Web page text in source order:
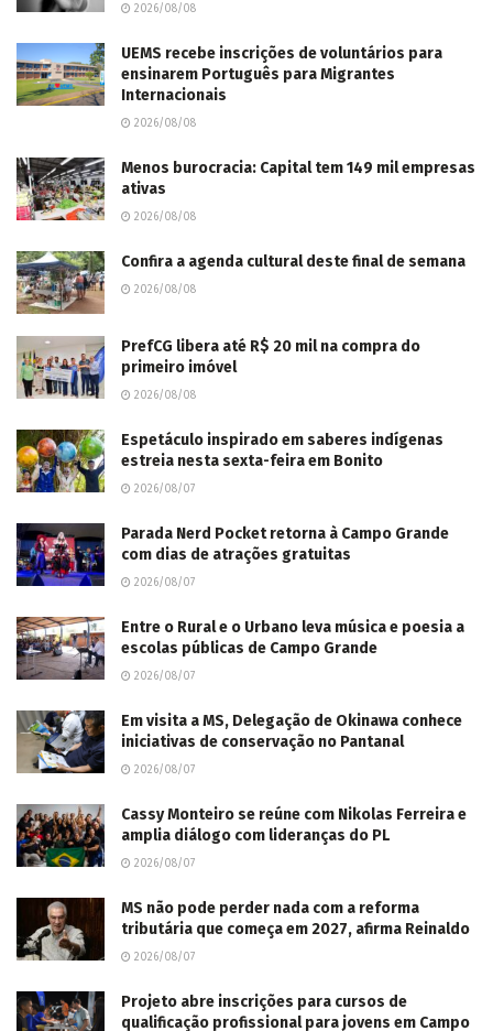
2026/08/08
UEMS recebe inscrições de voluntários para
ensinarem Português para Migrantes
Internacionais
2026/08/08
Menos burocracia: Capital tem 149 mil empresas
ativas
2026/08/08
Confira a agenda cultural deste final de semana
2026/08/08
PrefCG libera até R$ 20 mil na compra do
primeiro imóvel
2026/08/08
Espetáculo inspirado em saberes indígenas
estreia nesta sexta-feira em Bonito
2026/08/07
Parada Nerd Pocket retorna à Campo Grande
com dias de atrações gratuitas
2026/08/07
Entre o Rural e o Urbano leva música e poesia a
escolas públicas de Campo Grande
2026/08/07
Em visita a MS, Delegação de Okinawa conhece
iniciativas de conservação no Pantanal
2026/08/07
Cassy Monteiro se reúne com Nikolas Ferreira e
amplia diálogo com lideranças do PL
2026/08/07
MS não pode perder nada com a reforma
tributária que começa em 2027, afirma Reinaldo
2026/08/07
Projeto abre inscrições para cursos de
qualificação profissional para jovens em Campo